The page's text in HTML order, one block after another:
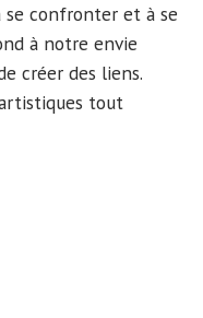
confronter et à se
à notre envie
créer des liens.
tout